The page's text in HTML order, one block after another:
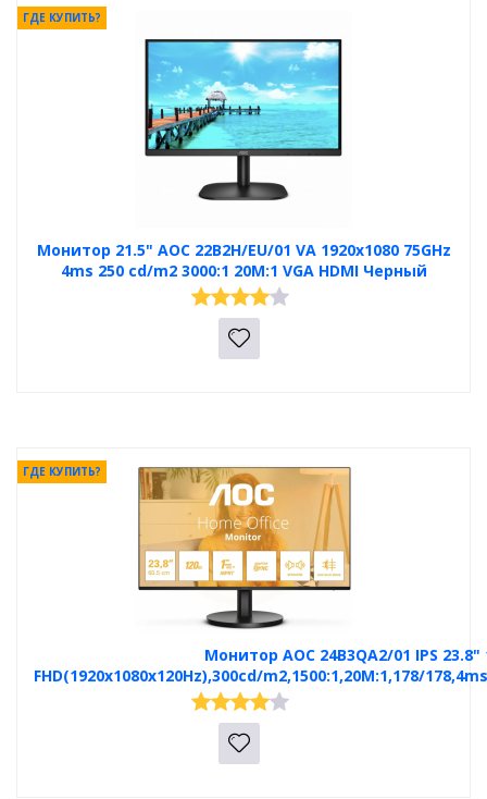
Монитор 21.5" AOC 22B2H/EU/01 VA 1920x1080 75GHz
4ms 250 cd/m2 3000:1 20M:1 VGA HDMI Черный
ГДЕ КУПИТЬ?
Монитор AOC 24B3QA2/01 IPS 23.8"
FHD(1920x1080x120Hz),300cd/m2,1500:1,20M:1,178/
ГДЕ КУПИТЬ?